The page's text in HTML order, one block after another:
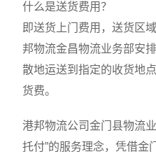
什么是送货费用？
即送货上门费用，送货区
邦物流金昌物流业务部安
散地运送到指定的收货地
货费。
港邦物流公司金门县物流
托付”的服务理念，凭借金